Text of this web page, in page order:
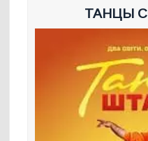
ТАНЦЫ